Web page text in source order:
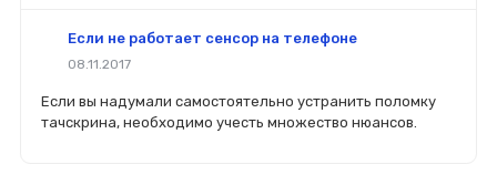
Если не работает сенсор на телефоне
08.11.2017
Если вы надумали самостоятельно устранить поломку
тачскрина, необходимо учесть множество нюансов.